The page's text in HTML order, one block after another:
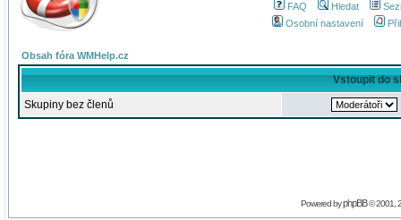
FAQ Hledat
Osobní nastavení
Obsah fóra WMHelp.cz
Vstoupit do
Skupiny bez členů
Powered byphpBB© 2001,